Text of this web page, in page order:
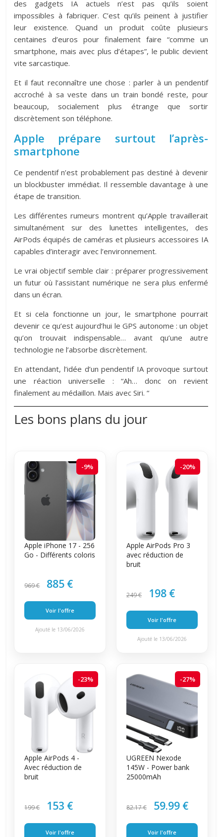
des gadgets IA actuels n’est pas qu’ils soient
impossibles à fabriquer. C’est qu’ils peinent à justifier
leur existence. Quand un produit coûte plusieurs
centaines d’euros pour finalement faire “comme un
smartphone, mais avec plus d’étapes”, le public devient
vite sarcastique.
Et il faut reconnaître une chose : parler à un pendentif
accroché à sa veste dans un train bondé reste, pour
beaucoup, socialement plus étrange que sortir
discrètement son téléphone.
Apple prépare surtout l’après-
smartphone
Ce pendentif n’est probablement pas destiné à devenir
un blockbuster immédiat. Il ressemble davantage à une
étape de transition.
Les différentes rumeurs montrent qu’Apple travaillerait
simultanément sur des lunettes intelligentes, des
AirPods équipés de caméras et plusieurs accessoires IA
capables d’interagir avec l’environnement.
Le vrai objectif semble clair : préparer progressivement
un futur où l’assistant numérique ne sera plus enfermé
dans un écran.
Et si cela fonctionne un jour, le smartphone pourrait
devenir ce qu’est aujourd’hui le GPS autonome : un objet
qu’on trouvait indispensable… avant qu’une autre
technologie ne l’absorbe discrètement.
En attendant, l’idée d’un pendentif IA provoque surtout
une réaction universelle : “Ah… donc on revient
finalement au médaillon. Mais avec Siri. “
Les bons plans du jour
-9%
Apple iPhone 17 - 256
Go - Différents coloris
969 € 885 €
Voir l'offre
Ajouté le 13/06/2026
-20%
Apple AirPods Pro 3
avec réduction de
bruit
249 € 198 €
Voir l'offre
Ajouté le 13/06/2026
-23%
Apple AirPods 4 -
Avec réduction de
bruit
199 € 153 €
Voir l'offre
-27%
UGREEN Nexode
145W - Power bank
25000mAh
82.17 € 59.99 €
Voir l'offre